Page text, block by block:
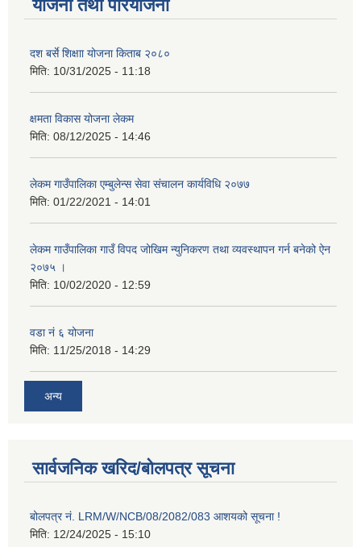
योजना तथा परियोजना
दश बर्से शिक्षाा योजना किताब २०८०
मिति: 10/31/2025 - 11:18
क्षमता विकास योजना लेकम
मिति: 08/12/2025 - 14:46
लेकम गाउँपालिका एम्बुलेन्स सेवा संचालन कार्यविधि २०७७
मिति: 01/22/2021 - 14:01
लेकम गाउँपालिका गाउँ विपद जोखिम न्युनिकरण तथा व्यवस्थापन गर्न बनेको ऐन
२०७५ ।
मिति: 10/02/2020 - 12:59
वडा नं ६ योजना
मिति: 11/25/2018 - 14:29
अन्य
सार्वजनिक खरिद/बोलपत्र सूचना
बोलपत्र नं. LRM/W/NCB/08/2082/083 आशयको सूचना !
मिति: 12/24/2025 - 15:10